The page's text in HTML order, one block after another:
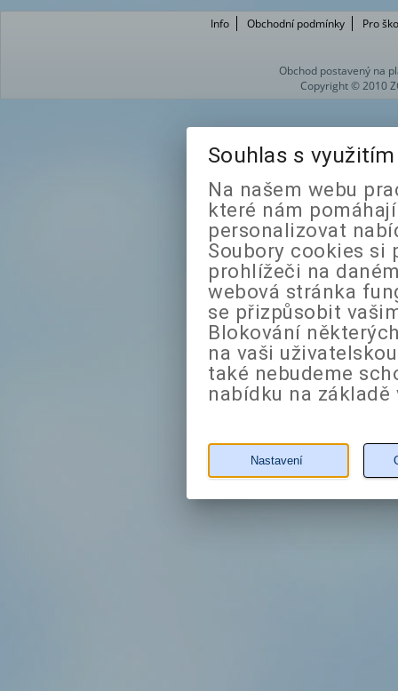
Info Obchodní podmínky Pro
Obchod postavený na
Copyright © 2010
Souhlas s
Na našem webu
které nám
personalizovat
Soubory cookies si
prohlížeči na
webová stránka
se přizpůsobit
Blokování
na vaši
také nebudeme
nabídku na
Nastavení